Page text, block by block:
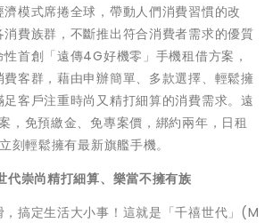
模式席捲全球，帶動人們消費習慣的改
費族群，不斷推出符合消費者需求的優質
首創「遠傳4G好機零」手機租借方案，
客群，藉由申辦簡單、多款選擇、輕鬆擁
客戶注重時尚又精打細算的消費需求。遠
，免預繳金、免專案價，綁約兩年，日租
刻輕鬆擁有最新旗艦手機。
代崇尚精打細算、樂當不擁有族
搞定生活大小事！這就是「千禧世代」(M